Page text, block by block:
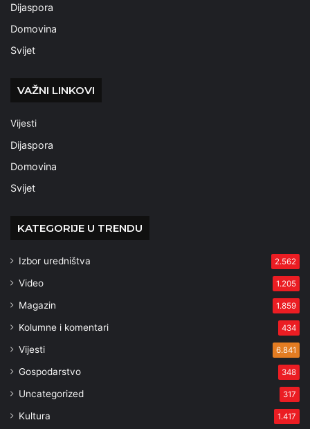
Dijaspora
Domovina
Svijet
VAŽNI LINKOVI
Vijesti
Dijaspora
Domovina
Svijet
KATEGORIJE U TRENDU
Izbor uredništva 2.562
Video 1.205
Magazin 1.859
Kolumne i komentari 434
Vijesti 6.841
Gospodarstvo 348
Uncategorized 317
Kultura 1.417